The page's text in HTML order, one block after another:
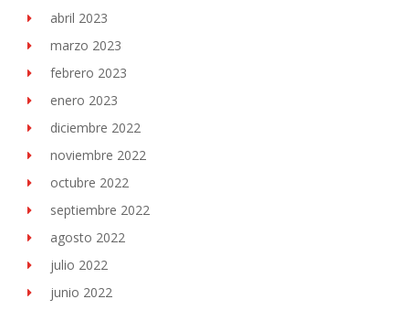
abril 2023
marzo 2023
febrero 2023
enero 2023
diciembre 2022
noviembre 2022
octubre 2022
septiembre 2022
agosto 2022
julio 2022
junio 2022